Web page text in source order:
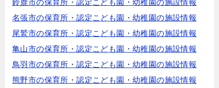
鈴鹿市の保育所・認定こども園・幼稚園の施設情報
名張市の保育所・認定こども園・幼稚園の施設情報
尾鷲市の保育所・認定こども園・幼稚園の施設情報
亀山市の保育所・認定こども園・幼稚園の施設情報
鳥羽市の保育所・認定こども園・幼稚園の施設情報
熊野市の保育所・認定こども園・幼稚園の施設情報